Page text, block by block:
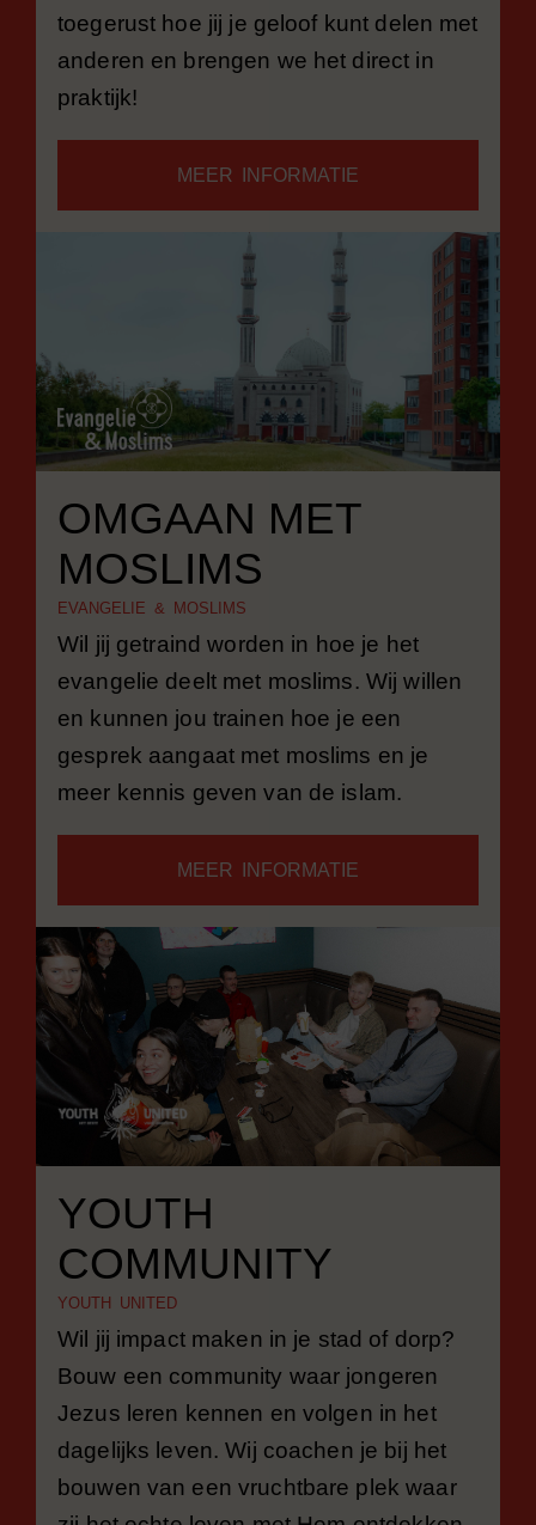
toegerust hoe jij je geloof kunt delen met
anderen en brengen we het direct in
praktijk!
MEER INFORMATIE
OMGAAN MET
MOSLIMS
EVANGELIE & MOSLIMS
Wil jij getraind worden in hoe je het
evangelie deelt met moslims. Wij willen
en kunnen jou trainen hoe je een
gesprek aangaat met moslims en je
meer kennis geven van de islam.
MEER INFORMATIE
YOUTH
COMMUNITY
YOUTH UNITED
Wil jij impact maken in je stad of dorp?
Bouw een community waar jongeren
Jezus leren kennen en volgen in het
dagelijks leven. Wij coachen je bij het
bouwen van een vruchtbare plek waar